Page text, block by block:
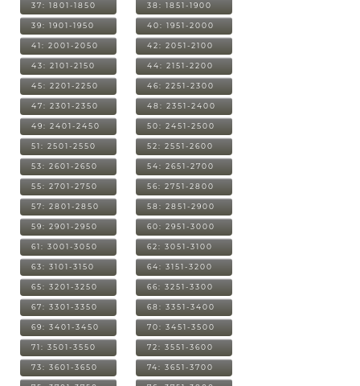
37: 1801-1850 38: 1851-1900
39: 1901-1950 40: 1951-2000
41: 2001-2050 42: 2051-2100
43: 2101-2150 44: 2151-2200
45: 2201-2250 46: 2251-2300
47: 2301-2350 48: 2351-2400
49: 2401-2450 50: 2451-2500
51: 2501-2550 52: 2551-2600
53: 2601-2650 54: 2651-2700
55: 2701-2750 56: 2751-2800
57: 2801-2850 58: 2851-2900
59: 2901-2950 60: 2951-3000
61: 3001-3050 62: 3051-3100
63: 3101-3150 64: 3151-3200
65: 3201-3250 66: 3251-3300
67: 3301-3350 68: 3351-3400
69: 3401-3450 70: 3451-3500
71: 3501-3550 72: 3551-3600
73: 3601-3650 74: 3651-3700